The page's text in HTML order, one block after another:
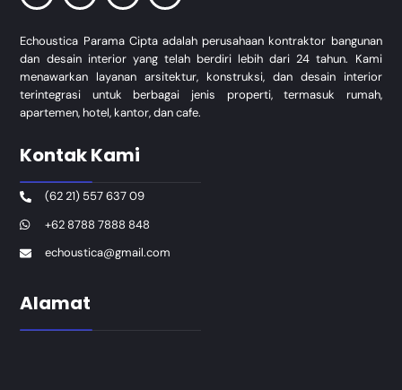
Echoustica Parama Cipta adalah perusahaan kontraktor bangunan
dan desain interior yang telah berdiri lebih dari 24 tahun. Kami
menawarkan layanan arsitektur, konstruksi, dan desain interior
terintegrasi untuk berbagai jenis properti, termasuk rumah,
apartemen, hotel, kantor, dan cafe.
Kontak Kami
(62 21) 557 637 09
+62 8788 7888 848
echoustica@gmail.com
Alamat